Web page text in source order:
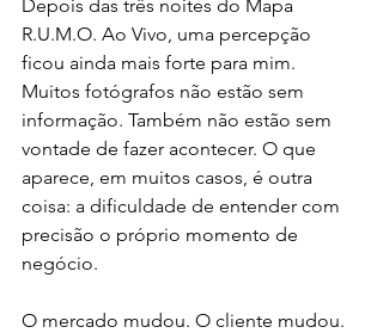
Depois das três noites do Mapa
R.U.M.O. Ao Vivo, uma percepção
ficou ainda mais forte para mim.
Muitos fotógrafos não estão sem
informação. Também não estão sem
vontade de fazer acontecer. O que
aparece, em muitos casos, é outra
coisa: a dificuldade de entender com
precisão o próprio momento de
negócio.
O mercado mudou. O cliente mudou.